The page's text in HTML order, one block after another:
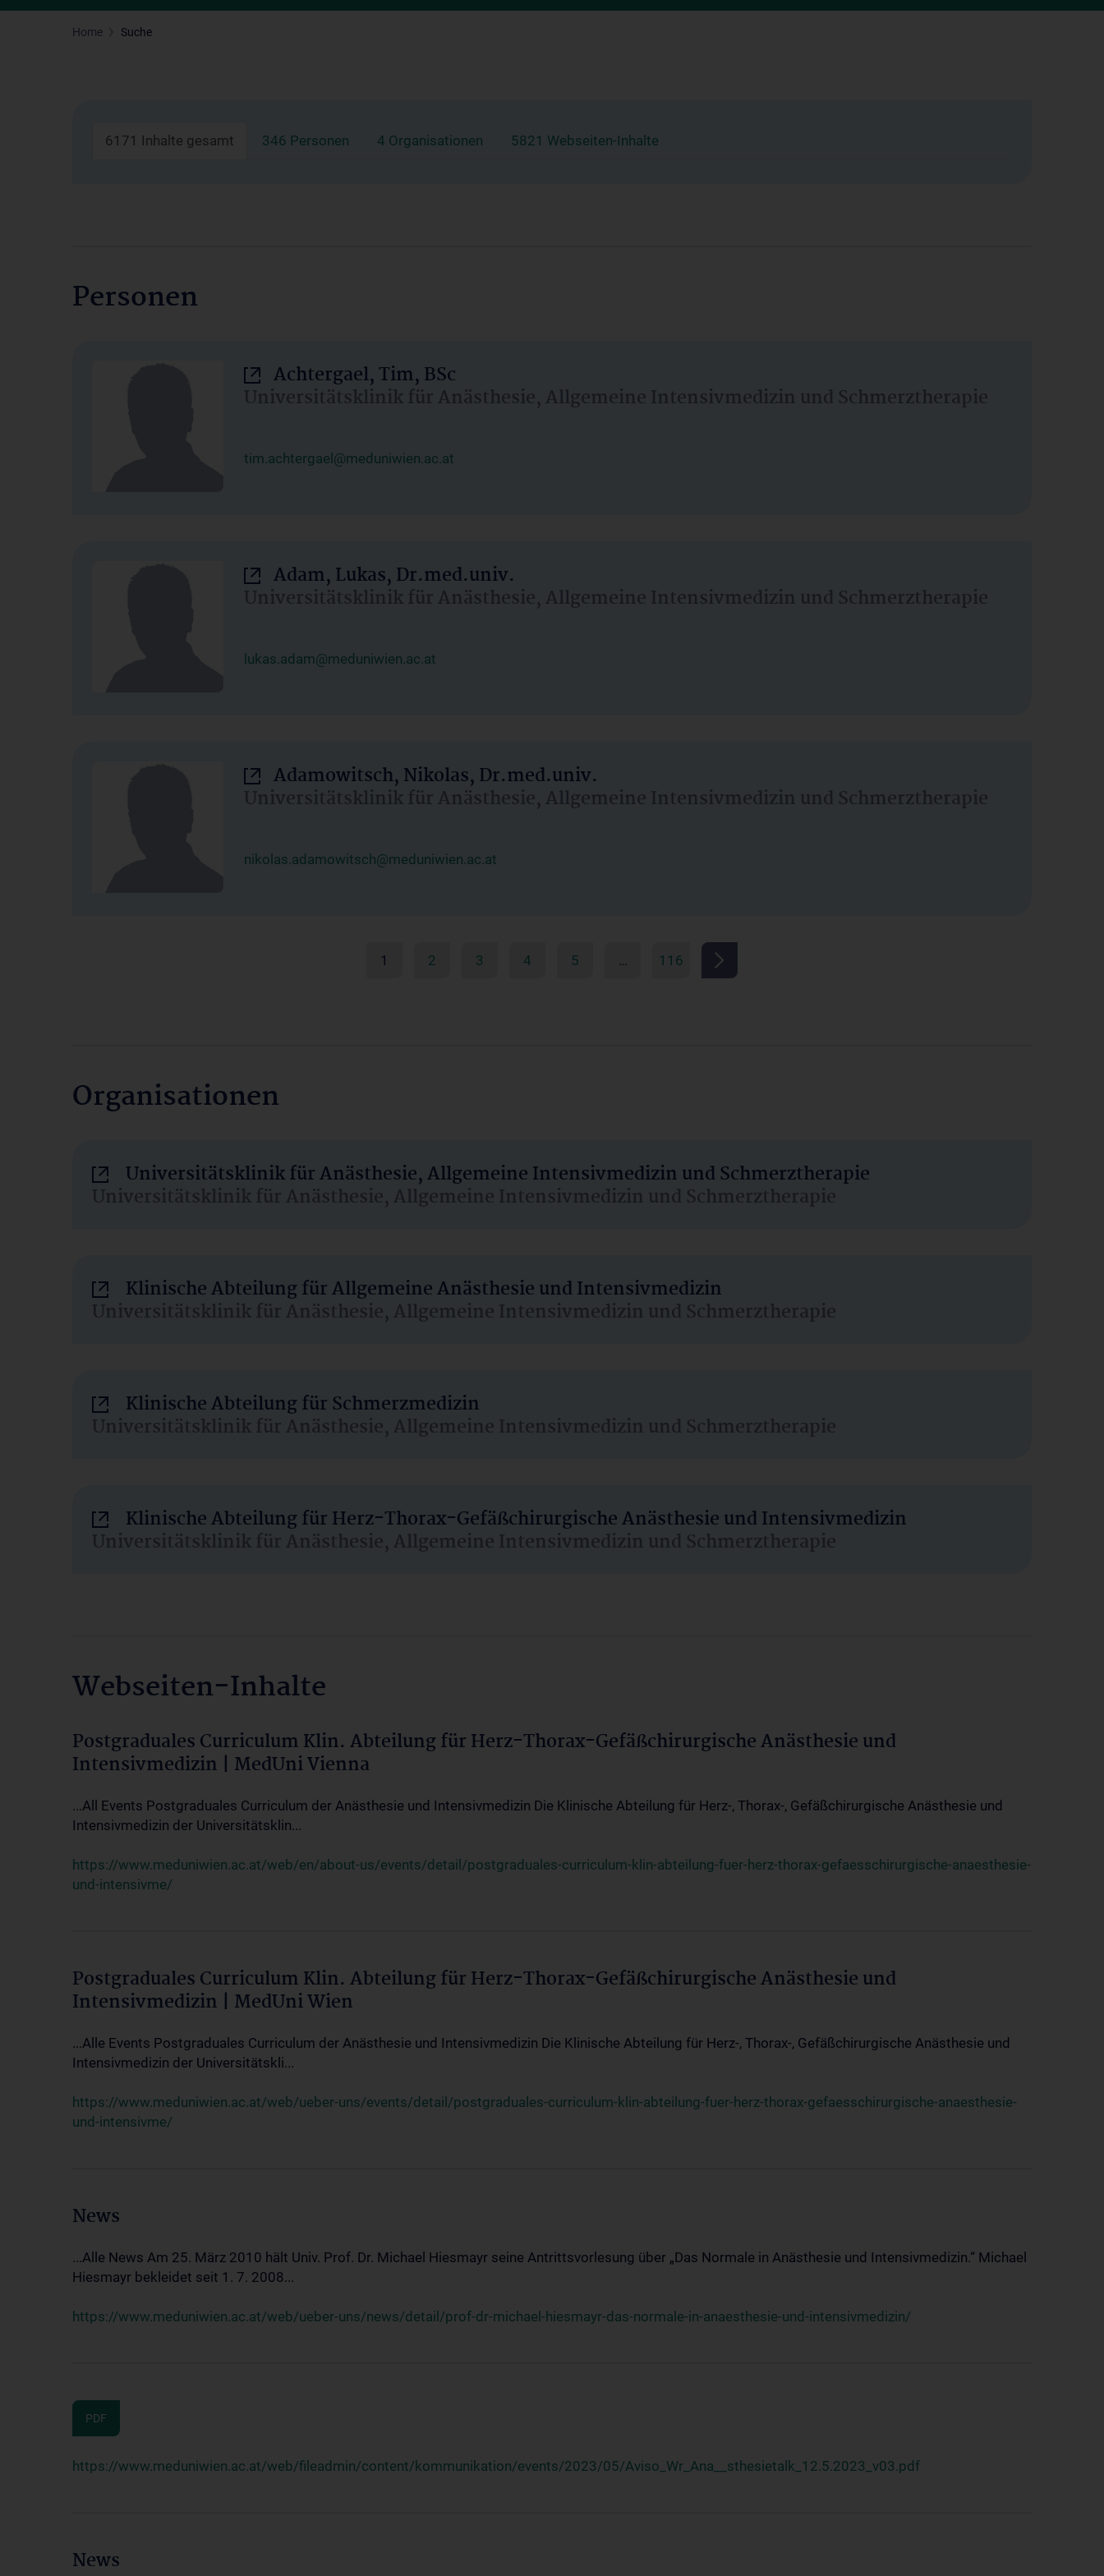
Home Suche
6171 Inhalte gesamt 346 Personen 4 Organisationen 5821 Webseiten-Inhalte
Personen
Achtergael, Tim, BSc
Universitätsklinik für Anästhesie, Allgemeine Intensivmedizin und Schmerztherapie
tim.achtergael@meduniwien.ac.at
Adam, Lukas, Dr.med.univ.
Universitätsklinik für Anästhesie, Allgemeine Intensivmedizin und Schmerztherapie
lukas.adam@meduniwien.ac.at
Adamowitsch, Nikolas, Dr.med.univ.
Universitätsklinik für Anästhesie, Allgemeine Intensivmedizin und Schmerztherapie
nikolas.adamowitsch@meduniwien.ac.at
1 2 3 4 5 … 116
Organisationen
Universitätsklinik für Anästhesie, Allgemeine Intensivmedizin und Schmerztherapie
Universitätsklinik für Anästhesie, Allgemeine Intensivmedizin und Schmerztherapie
Klinische Abteilung für Allgemeine Anästhesie und Intensivmedizin
Universitätsklinik für Anästhesie, Allgemeine Intensivmedizin und Schmerztherapie
Klinische Abteilung für Schmerzmedizin
Universitätsklinik für Anästhesie, Allgemeine Intensivmedizin und Schmerztherapie
Klinische Abteilung für Herz-Thorax-Gefäßchirurgische Anästhesie und Intensivmedizin
Universitätsklinik für Anästhesie, Allgemeine Intensivmedizin und Schmerztherapie
Webseiten-Inhalte
Postgraduales Curriculum Klin. Abteilung für Herz-Thorax-Gefäßchirurgische Anästhesie und
Intensivmedizin | MedUni Vienna
...All Events Postgraduales Curriculum der Anästhesie und Intensivmedizin Die Klinische Abteilung für Herz-, Thorax-, Gefäßchirurgische Anästhesie und
Intensivmedizin der Universitätsklin...
https://www.meduniwien.ac.at/web/en/about-us/events/detail/postgraduales-curriculum-klin-abteilung-fuer-herz-thorax-gefaesschirurgische-anaesthesie-
und-intensivme/
Postgraduales Curriculum Klin. Abteilung für Herz-Thorax-Gefäßchirurgische Anästhesie und
Intensivmedizin | MedUni Wien
...Alle Events Postgraduales Curriculum der Anästhesie und Intensivmedizin Die Klinische Abteilung für Herz-, Thorax-, Gefäßchirurgische Anästhesie und
Intensivmedizin der Universitätskli...
https://www.meduniwien.ac.at/web/ueber-uns/events/detail/postgraduales-curriculum-klin-abteilung-fuer-herz-thorax-gefaesschirurgische-anaesthesie-
und-intensivme/
News
...Alle News Am 25. März 2010 hält Univ. Prof. Dr. Michael Hiesmayr seine Antrittsvorlesung über „Das Normale in Anästhesie und Intensivmedizin.“ Michael
Hiesmayr bekleidet seit 1. 7. 2008...
https://www.meduniwien.ac.at/web/ueber-uns/news/detail/prof-dr-michael-hiesmayr-das-normale-in-anaesthesie-und-intensivmedizin/
PDF
https://www.meduniwien.ac.at/web/fileadmin/content/kommunikation/events/2023/05/Aviso_Wr_Ana__sthesietalk_12.5.2023_v03.pdf
News